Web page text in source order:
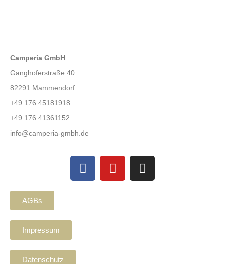
Camperia GmbH
Ganghoferstraße 40
82291 Mammendorf
+49 176 45181918
+49 176 41361152
info@camperia-gmbh.de
AGBs
Impressum
Datenschutz